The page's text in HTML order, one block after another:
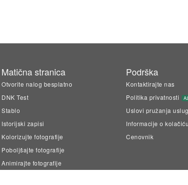
Matična stranica
Otvorite nalog besplatno
DNK Test
Stablo
Istorijski zapisi
Kolorizujte fotografije
Poboljšajte fotografije
Animirajte fotografije
Podrška
Kontaktirajte nas
Politika privatnosti
Uslovi pružanja
Informacije o kolačiću
Cenovnik